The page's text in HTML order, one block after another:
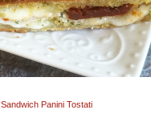
Sandwich Panini Tostati